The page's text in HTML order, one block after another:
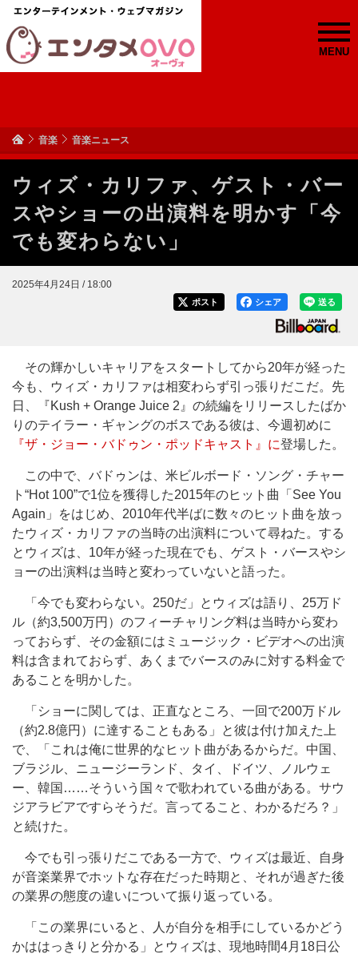
MENU
音楽 音楽ニュース
ウィズ・カリファ、ゲスト・バー
スやショーの出演料を明かす「今
でも変わらない」
2025年4月24日 / 18:00
送る
シェア
ポスト
その輝かしいキャリアをスタートしてから20年が経った
今も、ウィズ・カリファは相変わらず引っ張りだこだ。先
日、『Kush + Orange Juice 2』の続編をリリースしたばか
りのテイラー・ギャングのボスである彼は、今週初めに
『ザ・ジョー・バドゥン・ポッドキャスト』に登場した。
この中で、バドゥンは、米ビルボード・ソング・チャー
ト“Hot 100”で1位を獲得した2015年のヒット曲「See You
Again」をはじめ、2010年代半ばに数々のヒット曲を放っ
たウィズ・カリファの当時の出演料について尋ねた。する
とウィズは、10年が経った現在でも、ゲスト・バースやシ
ョーの出演料は当時と変わっていないと語った。
「今でも変わらない。250だ」とウィズは語り、25万ド
ル（約3,500万円）のフィーチャリング料は当時から変わ
っておらず、その金額にはミュージック・ビデオへの出演
料は含まれておらず、あくまでバースのみに対する料金で
あることを明かした。
「ショーに関しては、正直なところ、一回で200万ドル
（約2.8億円）に達することもある」と彼は付け加えた上
で、「これは俺に世界的なヒット曲があるからだ。中国、
ブラジル、ニュージーランド、タイ、ドイツ、ノルウェ
ー、韓国……そういう国々で歌われている曲がある。サウ
ジアラビアですらそうだ。言ってること、わかるだろ？」
と続けた。
今でも引っ張りだこである一方で、ウィズは最近、自身
が音楽業界でホットな存在だった時期と、それが過ぎた後
の業界の態度の違いについて振り返っている。
「この業界にいると、人が自分を相手にしているかどう
かははっきりと分かる」とウィズは、現地時間4月18日公